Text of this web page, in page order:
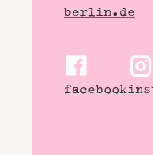
berlin.de
facebook